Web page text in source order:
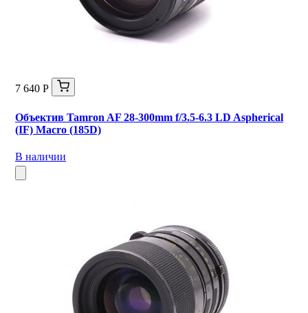
7 640 Р
Объектив Tamron AF 28-300mm f/3.5-6.3 LD Aspherical
(IF) Macro (185D)
В наличии